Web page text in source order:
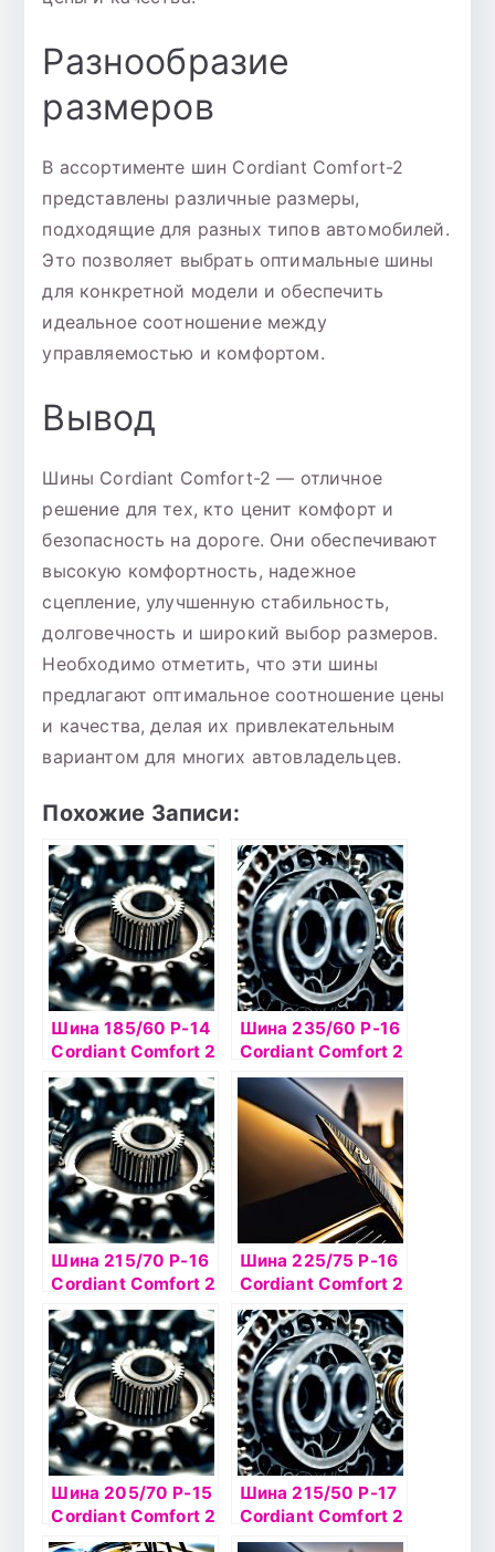
Разнообразие
размеров
В ассортименте шин Cordiant Comfort-2
представлены различные размеры,
подходящие для разных типов автомобилей.
Это позволяет выбрать оптимальные шины
для конкретной модели и обеспечить
идеальное соотношение между
управляемостью и комфортом.
Вывод
Шины Cordiant Comfort-2 — отличное
решение для тех, кто ценит комфорт и
безопасность на дороге. Они обеспечивают
высокую комфортность, надежное
сцепление, улучшенную стабильность,
долговечность и широкий выбор размеров.
Необходимо отметить, что эти шины
предлагают оптимальное соотношение цены
и качества, делая их привлекательным
вариантом для многих автовладельцев.
Похожие Записи:
Шина 185/60 Р-14
Cordiant Сomfort 2
86H б/к
Шина 235/60 Р-16
Cordiant Сomfort 2
SUV 104H б/к
Шина 215/70 Р-16
Cordiant Сomfort 2
104T SUV б/к
Шина 225/75 Р-16
Cordiant Сomfort 2
108T SUV б/к
Шина 205/70 Р-15
Cordiant Сomfort 2
100T SUV б/к
Шина 215/50 Р-17
Cordiant Сomfort 2
95H б/к